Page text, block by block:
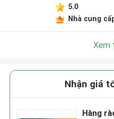
5.0
Nhà cung
Xem
Nhận giá
Hàng